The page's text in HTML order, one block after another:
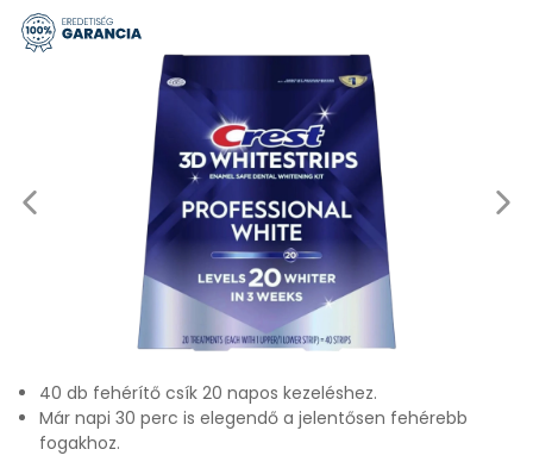
40 db fehérítő csík 20 napos kezeléshez.
Már napi 30 perc is elegendő a jelentősen fehérebb
fogakhoz.